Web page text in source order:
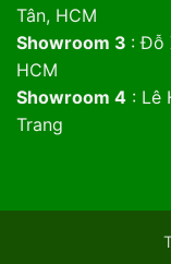
Tân, HCM
Showroom 3 : Đỗ
HCM
Showroom 4: Lê
Trang